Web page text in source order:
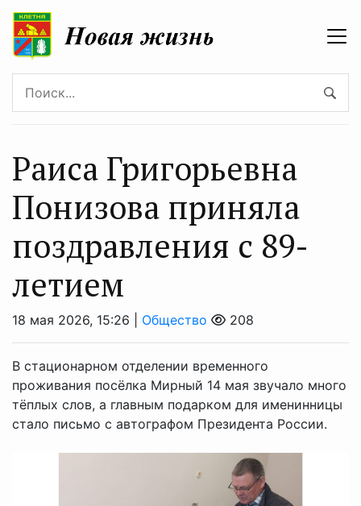
Раиса Григорьевна
Понизова приняла
поздравления с 89-
летием
18 мая 2026, 15:26 | Общество 208
В стационарном отделении временного
проживания посёлка Мирный 14 мая звучало много
тёплых слов, а главным подарком для именинницы
стало письмо с автографом Президента России.